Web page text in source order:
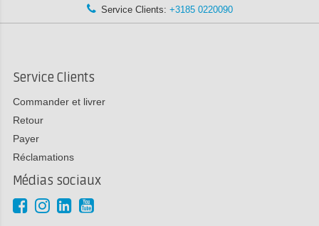
Service Clients: +3185 0220090
Service Clients
Commander et livrer
Retour
Payer
Réclamations
Médias sociaux